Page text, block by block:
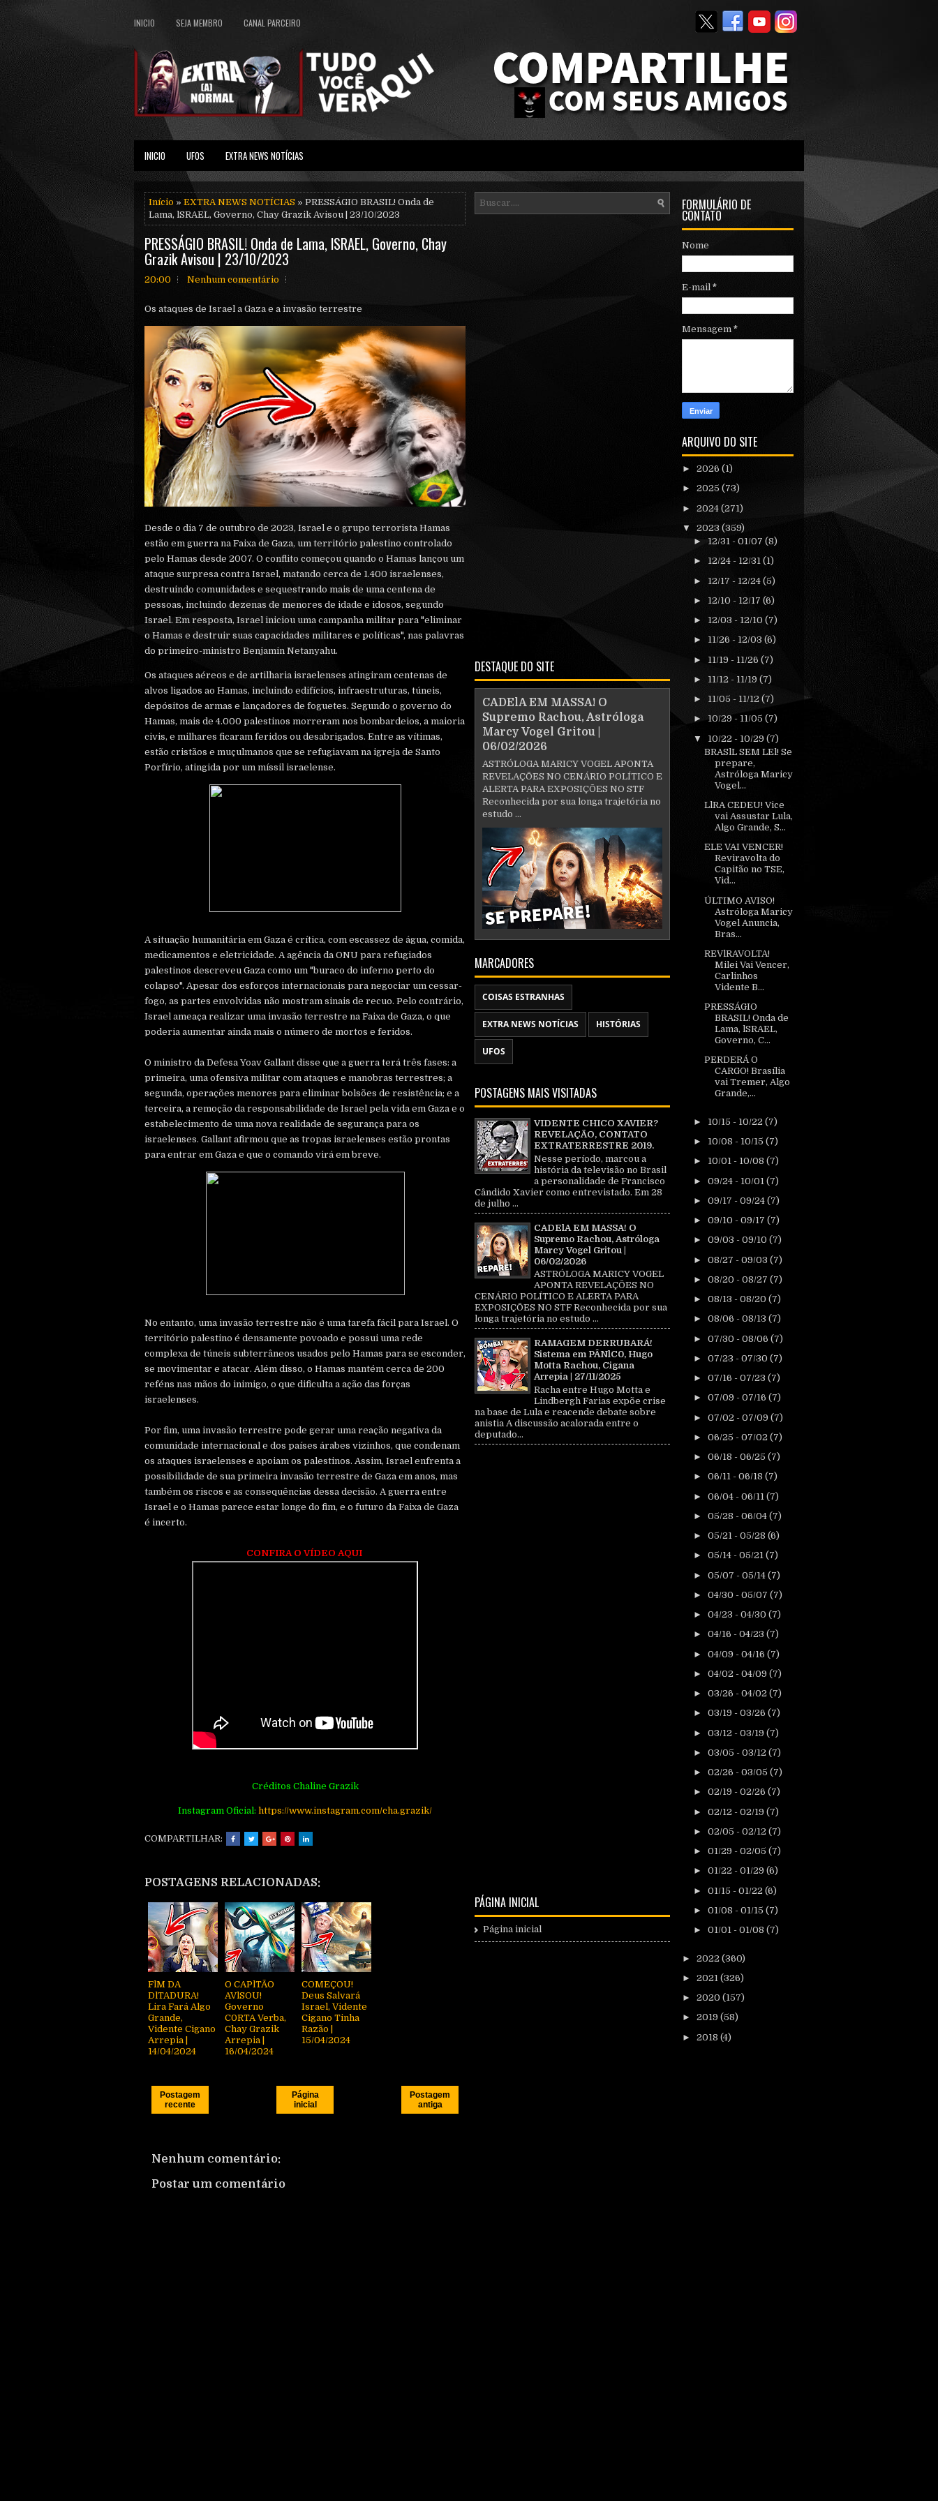
INICIO SEJA MEMBRO CANAL PARCEIRO
INICIO UFOS EXTRA NEWS NOTÍCIAS
Início » EXTRA NEWS NOTÍCIAS » PRESSÁGIO BRASIL! Onda de
Lama, lSRAEL, Governo, Chay Grazik Avisou | 23/10/2023
PRESSÁGIO BRASIL! Onda de Lama, lSRAEL, Governo, Chay
Grazik Avisou | 23/10/2023
20:00 Nenhum comentário
Os ataques de Israel a Gaza e a invasão terrestre
Desde o dia 7 de outubro de 2023, Israel e o grupo terrorista Hamas
estão em guerra na Faixa de Gaza, um território palestino controlado
pelo Hamas desde 2007. O conflito começou quando o Hamas lançou um
ataque surpresa contra Israel, matando cerca de 1.400 israelenses,
destruindo comunidades e sequestrando mais de uma centena de
pessoas, incluindo dezenas de menores de idade e idosos, segundo
Israel. Em resposta, Israel iniciou uma campanha militar para "eliminar
o Hamas e destruir suas capacidades militares e políticas", nas palavras
do primeiro-ministro Benjamin Netanyahu.
Os ataques aéreos e de artilharia israelenses atingiram centenas de
alvos ligados ao Hamas, incluindo edifícios, infraestruturas, túneis,
depósitos de armas e lançadores de foguetes. Segundo o governo do
Hamas, mais de 4.000 palestinos morreram nos bombardeios, a maioria
civis, e milhares ficaram feridos ou desabrigados. Entre as vítimas,
estão cristãos e muçulmanos que se refugiavam na igreja de Santo
Porfírio, atingida por um míssil israelense.
A situação humanitária em Gaza é crítica, com escassez de água, comida,
medicamentos e eletricidade. A agência da ONU para refugiados
palestinos descreveu Gaza como um "buraco do inferno perto do
colapso". Apesar dos esforços internacionais para negociar um cessar-
fogo, as partes envolvidas não mostram sinais de recuo. Pelo contrário,
Israel ameaça realizar uma invasão terrestre na Faixa de Gaza, o que
poderia aumentar ainda mais o número de mortos e feridos.
O ministro da Defesa Yoav Gallant disse que a guerra terá três fases: a
primeira, uma ofensiva militar com ataques e manobras terrestres; a
segunda, operações menores para eliminar bolsões de resistência; e a
terceira, a remoção da responsabilidade de Israel pela vida em Gaza e o
estabelecimento de uma nova realidade de segurança para os
israelenses. Gallant afirmou que as tropas israelenses estão prontas
para entrar em Gaza e que o comando virá em breve.
No entanto, uma invasão terrestre não é uma tarefa fácil para Israel. O
território palestino é densamente povoado e possui uma rede
complexa de túneis subterrâneos usados pelo Hamas para se esconder,
se movimentar e atacar. Além disso, o Hamas mantém cerca de 200
reféns nas mãos do inimigo, o que dificulta a ação das forças
israelenses.
Por fim, uma invasão terrestre pode gerar uma reação negativa da
comunidade internacional e dos países árabes vizinhos, que condenam
os ataques israelenses e apoiam os palestinos. Assim, Israel enfrenta a
possibilidade de sua primeira invasão terrestre de Gaza em anos, mas
também os riscos e as consequências dessa decisão. A guerra entre
Israel e o Hamas parece estar longe do fim, e o futuro da Faixa de Gaza
é incerto.
CONFIRA O VÍDEO AQUI
Créditos Chaline Grazik
Instagram Oficial: https://www.instagram.com/cha.grazik/
COMPARTILHAR:
POSTAGENS RELACIONADAS:
FlM DA
DlTADURA!
Lira Fará Algo
Grande,
Vidente Cigano
Arrepia |
14/04/2024
O CAPlTÃO
AVlSOU!
Governo
C0RTA Verba,
Chay Grazik
Arrepia |
16/04/2024
COMEÇOU!
Deus Salvará
Israel, Vidente
Cigano Tinha
Razão |
15/04/2024
Postagem
recente
Postagem
antiga
Página
inicial
Nenhum comentário:
Postar um comentário
DESTAQUE DO SITE
CADElA EM MASSA! O
Supremo Rachou, Astróloga
Marcy Vogel Gritou |
06/02/2026
ASTRÓLOGA MARICY VOGEL APONTA
REVELAÇÕES NO CENÁRIO POLÍTICO E
ALERTA PARA EXPOSIÇÕES NO STF
Reconhecida por sua longa trajetória no
estudo ...
MARCADORES
COISAS ESTRANHAS
EXTRA NEWS NOTÍCIAS HISTÓRIAS
UFOS
POSTAGENS MAIS VISITADAS
VIDENTE CHICO XAVIER?
REVELAÇÃO, CONTATO
EXTRATERRESTRE 2019.
Nesse período, marcou a
história da televisão no Brasil
a personalidade de Francisco
Cândido Xavier como entrevistado. Em 28
de julho ...
CADElA EM MASSA! O
Supremo Rachou, Astróloga
Marcy Vogel Gritou |
06/02/2026
ASTRÓLOGA MARICY VOGEL
APONTA REVELAÇÕES NO
CENÁRIO POLÍTICO E ALERTA PARA
EXPOSIÇÕES NO STF Reconhecida por sua
longa trajetória no estudo ...
RAMAGEM DERRUBARÁ!
Sistema em PÂNlC0, Hugo
Motta Rachou, Cigana
Arrepia | 27/11/2025
Racha entre Hugo Motta e
Lindbergh Farias expõe crise
na base de Lula e reacende debate sobre
anistia A discussão acalorada entre o
deputado...
PÁGINA INICIAL
Página inicial
FORMULÁRIO DE
CONTATO
Nome
E-mail *
Mensagem*
ARQUIVO DO SITE
► 2026 (1)
► 2025 (73)
► 2024 (271)
▼ 2023 (359)
► 12/31 - 01/07 (8)
► 12/24 - 12/31 (1)
► 12/17 - 12/24 (5)
► 12/10 - 12/17 (6)
► 12/03 - 12/10 (7)
► 11/26 - 12/03 (6)
► 11/19 - 11/26 (7)
► 11/12 - 11/19 (7)
► 11/05 - 11/12 (7)
►10/29 - 11/05 (7)
▼ 10/22 - 10/29 (7)
BRASlL SEM LEl! Se
prepare,
Astróloga Maricy
Vogel...
LlRA CEDEU! Vice
vai Assustar Lula,
Algo Grande, S...
ELE VAI VENCER!
Reviravolta do
Capitão no TSE,
Vid...
ÚLTIMO AVISO!
Astróloga Maricy
Vogel Anuncia,
Bras...
REVlRAVOLTA!
Milei Vai Vencer,
Carlinhos
Vidente B...
PRESSÁGIO
BRASIL! Onda de
Lama, lSRAEL,
Governo, C...
PERDERÁ O
CARGO! Brasília
vai Tremer, Algo
Grande,...
► 10/15 - 10/22 (7)
► 10/08 - 10/15 (7)
► 10/01 - 10/08 (7)
► 09/24 - 10/01 (7)
► 09/17 - 09/24 (7)
► 09/10 - 09/17 (7)
► 09/03 - 09/10 (7)
► 08/27 - 09/03 (7)
► 08/20 - 08/27 (7)
► 08/13 - 08/20 (7)
► 08/06 - 08/13 (7)
► 07/30 - 08/06 (7)
► 07/23 - 07/30 (7)
► 07/16 - 07/23 (7)
► 07/09 - 07/16 (7)
► 07/02 - 07/09 (7)
► 06/25 - 07/02 (7)
► 06/18 - 06/25 (7)
► 06/11 - 06/18 (7)
► 06/04 - 06/11 (7)
► 05/28 - 06/04 (7)
► 05/21 - 05/28 (6)
► 05/14 - 05/21 (7)
► 05/07 - 05/14 (7)
► 04/30 - 05/07 (7)
► 04/23 - 04/30 (7)
► 04/16 - 04/23 (7)
► 04/09 - 04/16 (7)
► 04/02 - 04/09 (7)
► 03/26 - 04/02 (7)
► 03/19 - 03/26 (7)
► 03/12 - 03/19 (7)
► 03/05 - 03/12 (7)
► 02/26 - 03/05 (7)
► 02/19 - 02/26 (7)
► 02/12 - 02/19 (7)
► 02/05 - 02/12 (7)
► 01/29 - 02/05 (7)
► 01/22 - 01/29 (6)
► 01/15 - 01/22 (6)
► 01/08 - 01/15 (7)
► 01/01 - 01/08 (7)
► 2022 (360)
► 2021 (326)
► 2020 (157)
► 2019 (58)
► 2018 (4)